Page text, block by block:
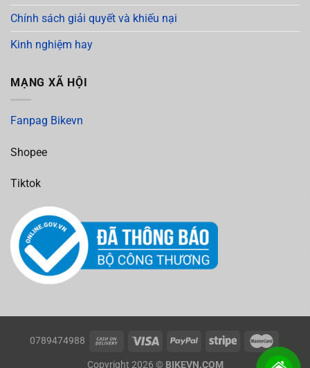
Chính sách giải quyết và khiếu nại
Kinh nghiệm hay
MẠNG XÃ HỘI
Fanpag Bikevn
Shopee
Tiktok
0789474988
Copyright 2026 © BIKEVN.COM